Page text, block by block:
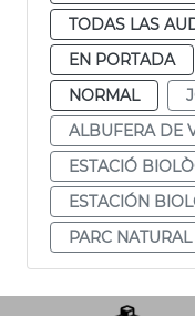
TODAS LAS
EN PORTADA
NORMAL
ALBUFERA DE
ESTACIÓ
ESTACIÓN
PARC NATURAL